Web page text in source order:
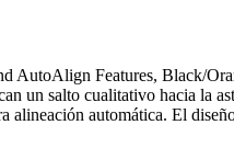
AutoAlign Features, Black/
un salto cualitativo hacia la
alineación automática. El